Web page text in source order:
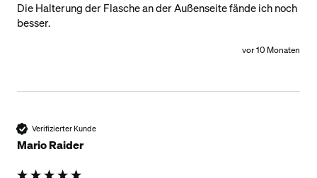
Die Halterung der Flasche an der Außenseite fände ich noch
besser.
vor 10 Monaten
Verifizierter Kunde
Mario Raider